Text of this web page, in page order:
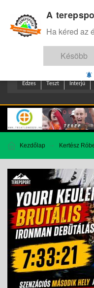
Edzes Teszt Interjú
Kezdőlap Kertész
A
Ha kéred az
Késöbb